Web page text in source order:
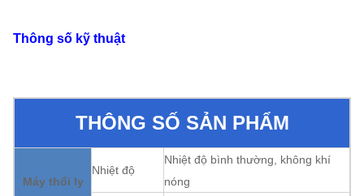
Thông số kỹ thuật
THÔNG SỐ SẢN PHẨM
Máy thổi ly
Nhiệt độ
Nhiệt độ bình thường, không khí
nóng